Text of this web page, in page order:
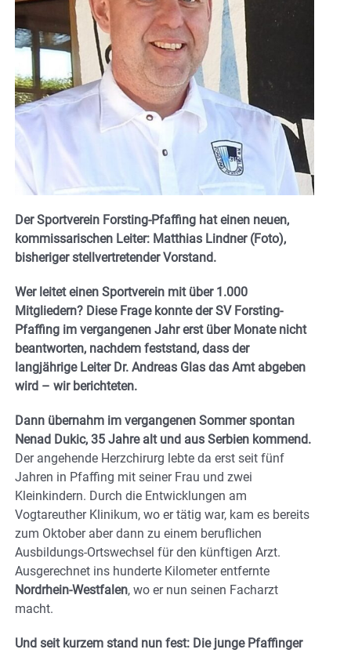
Der Sportverein Forsting-Pfaffing hat einen neuen,
kommissarischen Leiter: Matthias Lindner (Foto),
bisheriger stellvertretender Vorstand.
Wer leitet einen Sportverein mit über 1.000
Mitgliedern? Diese Frage konnte der SV Forsting-
Pfaffing im vergangenen Jahr erst über Monate nicht
beantworten, nachdem feststand, dass der
langjährige Leiter Dr. Andreas Glas das Amt abgeben
wird – wir berichteten.
Dann übernahm im vergangenen Sommer spontan
Nenad Dukic, 35 Jahre alt und aus Serbien kommend.
Der angehende Herzchirurg lebte da erst seit fünf
Jahren in Pfaffing mit seiner Frau und zwei
Kleinkindern. Durch die Entwicklungen am
Vogtareuther Klinikum, wo er tätig war, kam es bereits
zum Oktober aber dann zu einem beruflichen
Ausbildungs-Ortswechsel für den künftigen Arzt.
Ausgerechnet ins hunderte Kilometer entfernte
Nordrhein-Westfalen, wo er nun seinen Facharzt
macht.
Und seit kurzem stand nun fest: Die junge Pfaffinger